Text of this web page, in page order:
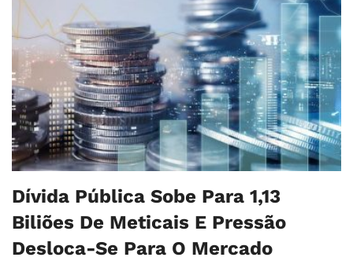
Dívida Pública Sobe Para 1,13
Biliões De Meticais E Pressão
Desloca-Se Para O Mercado